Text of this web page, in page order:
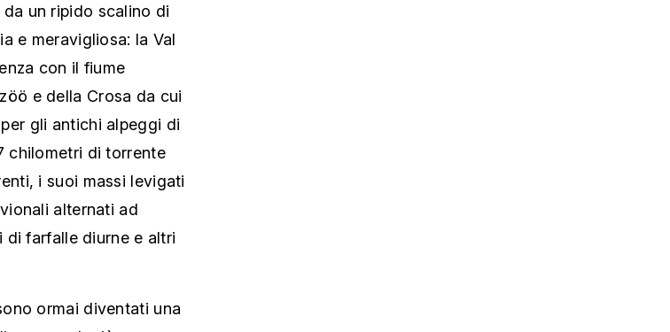
un ripido scalino di
e meravigliosa: la Val
con il fiume
e della Crosa da cui
gli antichi alpeggi di
chilometri di torrente
i suoi massi levigati
alternati ad
di farfalle diurne e altri
ormai diventati una